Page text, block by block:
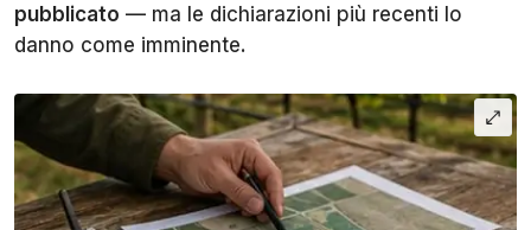
pubblicato — ma le dichiarazioni più recenti lo
danno come imminente.